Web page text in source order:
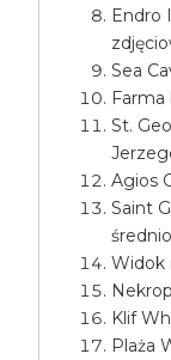
Endro
Sea
St.
Agios
Saint
Widok
Klif
Plaża